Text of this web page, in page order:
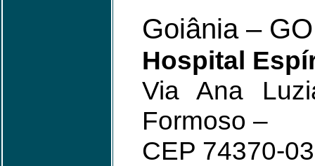
Goiânia – GO
Hospital
Via Ana
Formoso –
CEP 74370-